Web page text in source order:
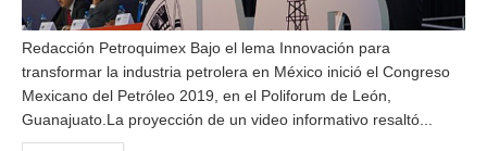
Redacción Petroquimex Bajo el lema Innovación para
transformar la industria petrolera en México inició el Congreso
Mexicano del Petróleo 2019, en el Poliforum de León,
Guanajuato.La proyección de un video informativo resaltó...